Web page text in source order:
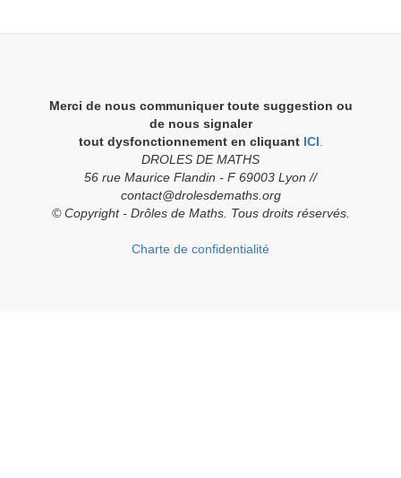
Merci de nous communiquer toute suggestion ou
de nous signaler
tout dysfonctionnement en cliquant ICI
DROLES DE MATHS
56 rue Maurice Flandin - F 69003 Lyon //
contact@drolesdemaths.org
© Copyright - Drôles de Maths. Tous droits réservés.
Charte de confidentialité